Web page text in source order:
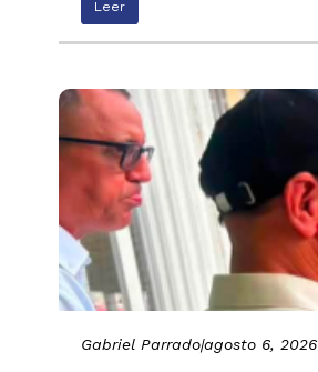
Leer
Gabriel Parrado|agosto 6, 2026